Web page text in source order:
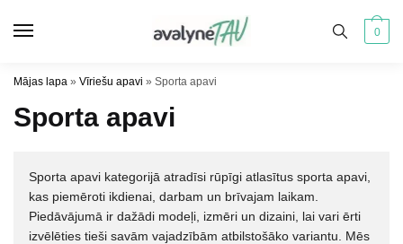
0
Mājas lapa » Vīriešu apavi » Sporta apavi
Sporta apavi
Sporta apavi kategorijā atradīsi rūpīgi atlasītus sporta apavi,
kas piemēroti ikdienai, darbam un brīvajam laikam.
Piedāvājumā ir dažādi modeļi, izmēri un dizaini, lai vari ērti
izvēlēties tieši savām vajadzībām atbilstošāko variantu. Mēs